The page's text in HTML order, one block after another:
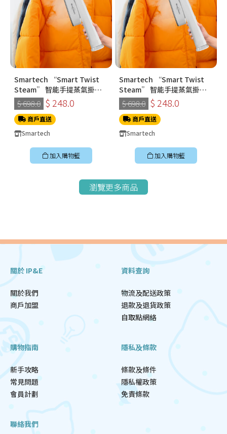
Smartech “Smart Twist
Steam” 智能手提蒸氣掛燙
機 (SS-8108)
$ 698.0 $ 248.0
商戶直送
Smartech
加入購物籃
Smartech “Smart Twist
Steam” 智能手提蒸氣掛燙
機 (SS-8108)
$ 698.0 $ 248.0
商戶直送
Smartech
加入購物籃
瀏覽更多商品
關於 IP&E
關於我們
商戶加盟
資料查詢
物流及配送政策
退款及退貨政策
自取點網絡
購物指南
新手攻略
常見問題
會員計劃
隱私及條款
條款及條件
隱私權政策
免責條款
聯絡我們